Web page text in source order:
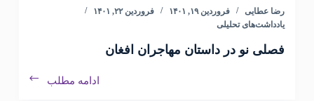
رضا عطایی فروردین ۱۹, ۱۴۰۱
فروردین ۲۲, ۱۴۰۱
یادداشت‌های تحلیلی
فصلی نو در داستان مهاجران افغان
ادامه مطلب